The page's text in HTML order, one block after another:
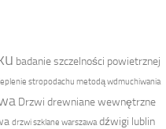
badanie szczelności powietrznej
stropodachu metodą wdmuchiwania
Drzwi drewniane wewnętrzne
drzwi szklane warszawa dźwigi lublin